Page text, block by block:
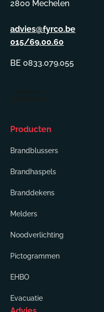
2800 Mechelen
advies@fyrco.be
015/69.00.60
BE 0833.079.055
Producten
Brandblussers
Brandhaspels
Branddekens
Melders
Noodverlichting
Pictogrammen
EHBO
Evacuatie